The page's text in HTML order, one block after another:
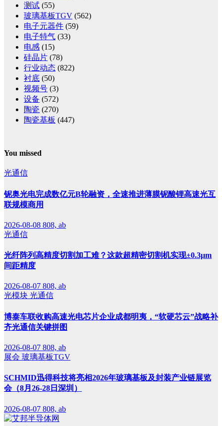
测试 (55)
玻璃基板TGV (562)
电子元器件 (59)
电子特气 (33)
电感 (15)
硅晶片 (78)
行业动态 (822)
衬底 (50)
视频号 (3)
设备 (572)
陶瓷 (270)
陶瓷基板 (447)
You missed
光通信
铌奥光电完成数亿元B轮融资，全速推进薄膜铌酸锂高速光互
联规模商用
2026-08-08 808, ab
光通信
光纤阵列高精度切割加工难？这款超精密切割机实现±0.3μm
间距精度
2026-08-07 808, ab
光模块 光通信
博泰车联收购高速光电芯片企业成都明夷，“软硬芯云”战略补
齐光通信关键拼图
2026-08-07 808, ab
展会 玻璃基板TGV
SCHMID迅得科技将亮相2026年玻璃基板及封装产业链展览
会（8月26-28日深圳）
2026-08-07 808, ab